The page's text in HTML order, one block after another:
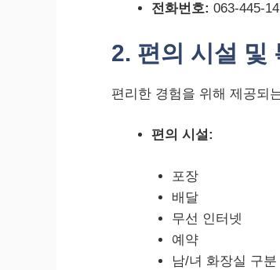
전화번호: 063-445-
2. 편의 시설 및
편리한 경험을 위해 제공되
편의 시설:
포장
배달
무선 인터넷
예약
남/녀 화장실 구분